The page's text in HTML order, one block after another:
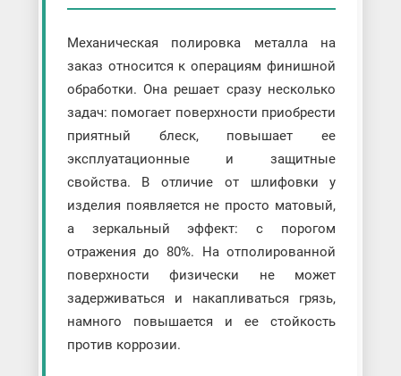
Механическая полировка металла на
заказ относится к операциям финишной
обработки. Она решает сразу несколько
задач: помогает поверхности приобрести
приятный блеск, повышает ее
эксплуатационные и защитные
свойства. В отличие от шлифовки у
изделия появляется не просто матовый,
а зеркальный эффект: с порогом
отражения до 80%. На отполированной
поверхности физически не может
задерживаться и накапливаться грязь,
намного повышается и ее стойкость
против коррозии.